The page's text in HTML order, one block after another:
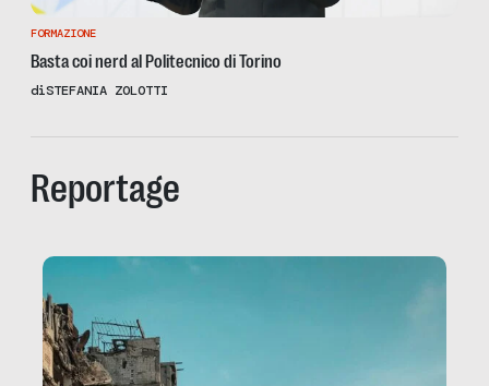
FORMAZIONE
Basta coi nerd al Politecnico di Torino
diSTEFANIA ZOLOTTI
Reportage